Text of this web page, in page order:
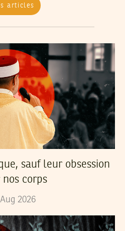
articles
sauf leur obsession
nos corps
Aug 2026